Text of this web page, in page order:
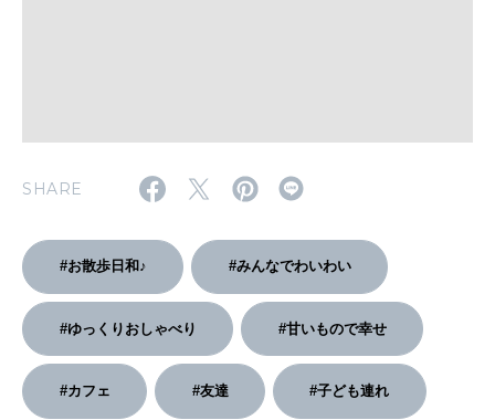
2026年4月号「未来をつくる、学びの教科書。」
2026年3月号「スイーツ予想図 2026」
2026年2月号「良運を掴む 新・開運術。」
SHARE
#お散歩日和♪ #みんなでわいわい
#ゆっくりおしゃべり #甘いもので幸せ
#カフェ #友達 #子ども連れ